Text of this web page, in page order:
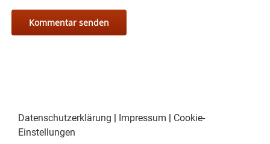
Datenschutzerklärung | Impressum | Cookie-
Einstellungen